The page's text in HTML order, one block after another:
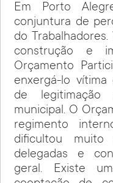
Em Porto
conjuntura de
do
construção e
Orçamento
enxergá-lo
de
municipal. O
regimento
dificultou
delegadas e
geral. Existe